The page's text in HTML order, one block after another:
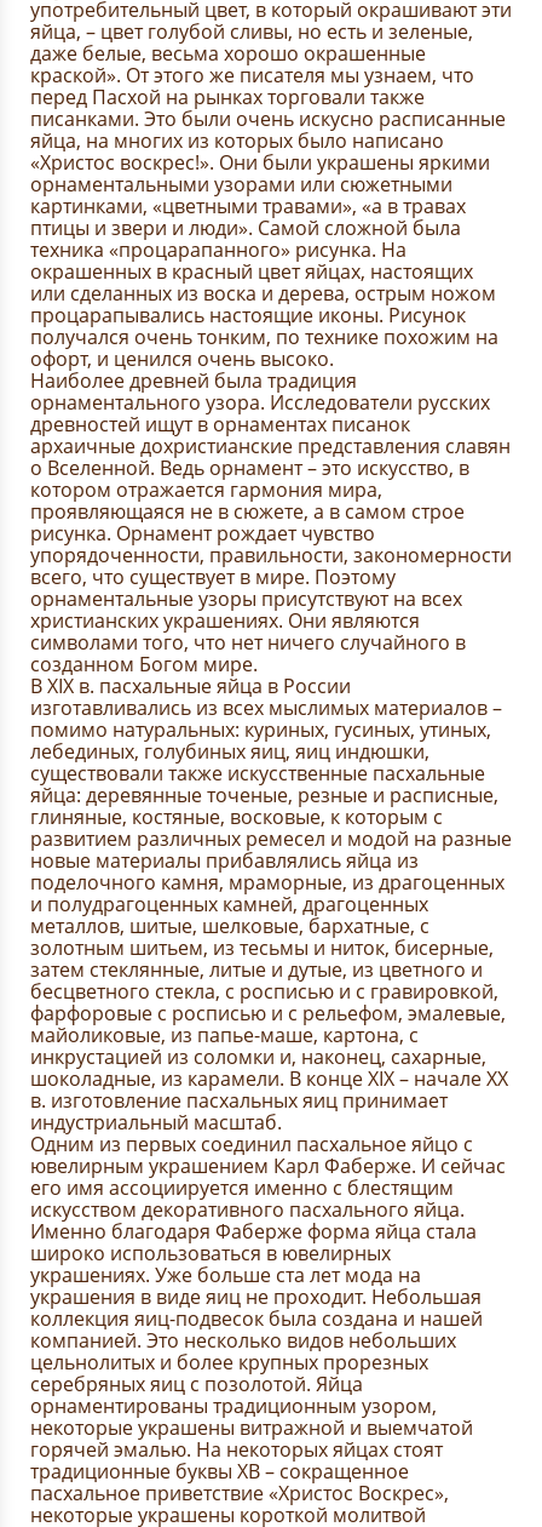
употребительный цвет, в который окрашивают эти
яйца, – цвет голубой сливы, но есть и зеленые,
даже белые, весьма хорошо окрашенные
краской». От этого же писателя мы узнаем, что
перед Пасхой на рынках торговали также
писанками. Это были очень искусно расписанные
яйца, на многих из которых было написано
«Христос воскрес!». Они были украшены яркими
орнаментальными узорами или сюжетными
картинками, «цветными травами», «а в травах
птицы и звери и люди». Самой сложной была
техника «процарапанного» рисунка. На
окрашенных в красный цвет яйцах, настоящих
или сделанных из воска и дерева, острым ножом
процарапывались настоящие иконы. Рисунок
получался очень тонким, по технике похожим на
офорт, и ценился очень высоко.
Наиболее древней была традиция
орнаментального узора. Исследователи русских
древностей ищут в орнаментах писанок
архаичные дохристианские представления славян
о Вселенной. Ведь орнамент – это искусство, в
котором отражается гармония мира,
проявляющаяся не в сюжете, а в самом строе
рисунка. Орнамент рождает чувство
упорядоченности, правильности, закономерности
всего, что существует в мире. Поэтому
орнаментальные узоры присутствуют на всех
христианских украшениях. Они являются
символами того, что нет ничего случайного в
созданном Богом мире.
В XIX в. пасхальные яйца в России
изготавливались из всех мыслимых материалов –
помимо натуральных: куриных, гусиных, утиных,
лебединых, голубиных яиц, яиц индюшки,
существовали также искусственные пасхальные
яйца: деревянные точеные, резные и расписные,
глиняные, костяные, восковые, к которым с
развитием различных ремесел и модой на разные
новые материалы прибавлялись яйца из
поделочного камня, мраморные, из драгоценных
и полудрагоценных камней, драгоценных
металлов, шитые, шелковые, бархатные, с
золотным шитьем, из тесьмы и ниток, бисерные,
затем стеклянные, литые и дутые, из цветного и
бесцветного стекла, с росписью и с гравировкой,
фарфоровые с росписью и с рельефом, эмалевые,
майоликовые, из папье-маше, картона, с
инкрустацией из соломки и, наконец, сахарные,
шоколадные, из карамели. В конце XIX – начале XX
в. изготовление пасхальных яиц принимает
индустриальный масштаб.
Одним из первых соединил пасхальное яйцо с
ювелирным украшением Карл Фаберже. И сейчас
его имя ассоциируется именно с блестящим
искусством декоративного пасхального яйца.
Именно благодаря Фаберже форма яйца стала
широко использоваться в ювелирных
украшениях. Уже больше ста лет мода на
украшения в виде яиц не проходит. Небольшая
коллекция яиц-подвесок была создана и нашей
компанией. Это несколько видов небольших
цельнолитых и более крупных прорезных
серебряных яиц с позолотой. Яйца
орнаментированы традиционным узором,
некоторые украшены витражной и выемчатой
горячей эмалью. На некоторых яйцах стоят
традиционные буквы ХВ – сокращенное
пасхальное приветствие «Христос Воскрес»,
некоторые украшены короткой молитвой